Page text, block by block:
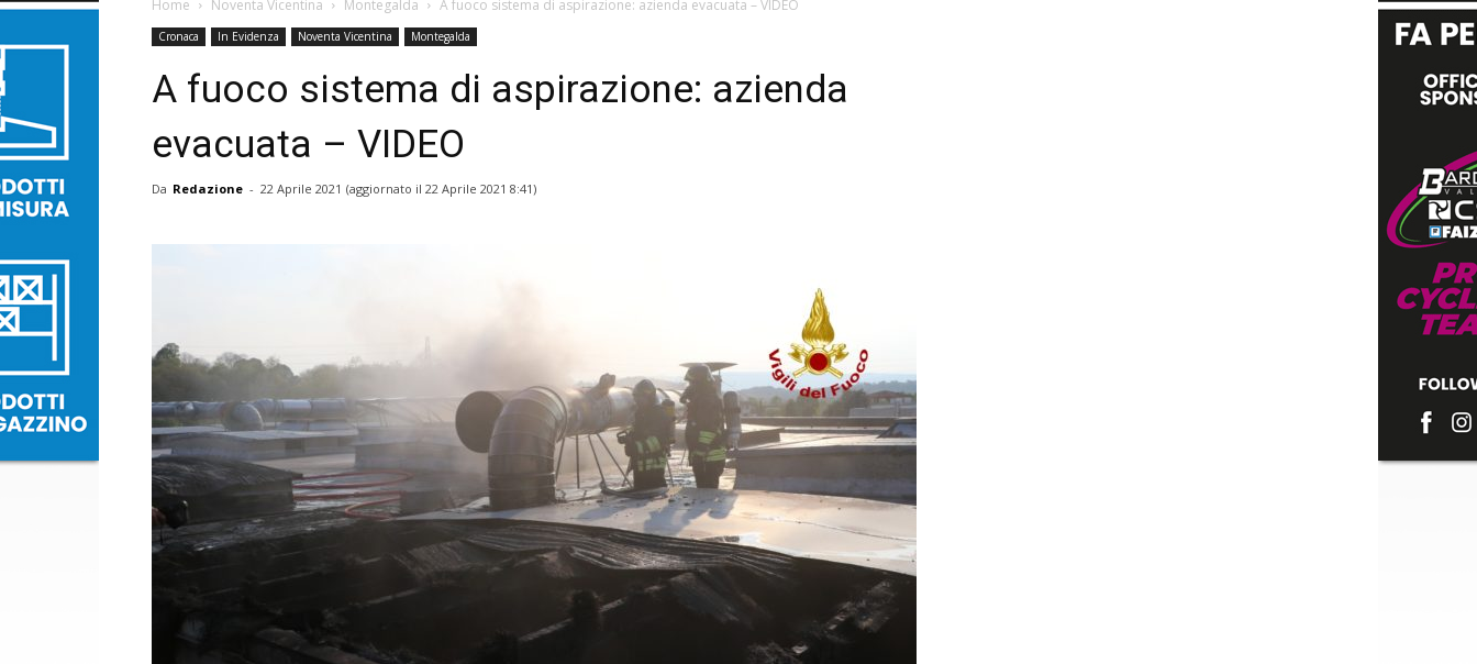
Home Noventa Vicentina Montegalda A fuoco sistema di aspirazione: azienda evacuata – VIDEO
Cronaca In Evidenza Noventa Vicentina Montegalda
A fuoco sistema di aspirazione: azienda
evacuata – VIDEO
Da Redazione - 22 Aprile 2021 (aggiornato il 22 Aprile 2021 8:41)